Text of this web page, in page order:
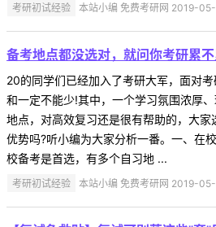
考研初试经验 本站小编 免费考研网 2019-
备考地点都没选对，就问你考研累不
20的同学们已经加入了考研大军，面对
和一定不能少!其中，一个学习氛围浓厚
地点，对高效复习还是很有帮助的，大家
优势吗?听小编为大家分析一番。一、在
校备考是首选，有多个自习地 ...
考研初试经验 本站小编 免费考研网 2019-